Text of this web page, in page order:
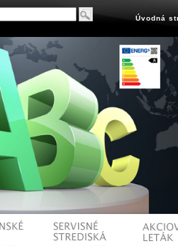
Úvodná